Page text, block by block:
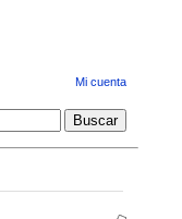
Mi cuenta